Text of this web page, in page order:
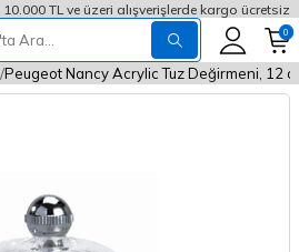
10.000 TL ve üzeri alışverişlerde kargo ücretsiz
0
Peugeot Nancy Acrylic Tuz Değirmeni, 12